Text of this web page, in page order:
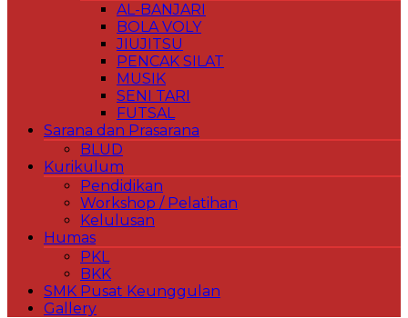
AL-BANJARI
BOLA VOLY
JIUJITSU
PENCAK SILAT
MUSIK
SENI TARI
FUTSAL
Sarana dan Prasarana
BLUD
Kurikulum
Pendidikan
Workshop / Pelatihan
Kelulusan
Humas
PKL
BKK
SMK Pusat Keunggulan
Gallery